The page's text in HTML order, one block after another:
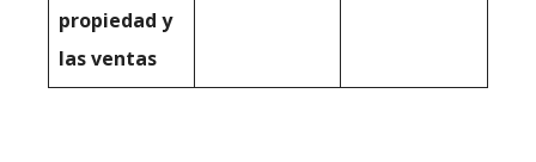
propiedad y
las ventas